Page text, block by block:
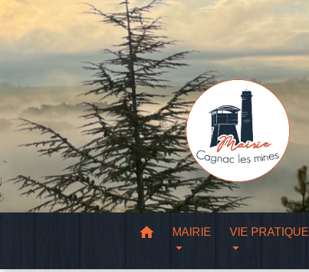
home MAIRIE VIE PRATIQUE